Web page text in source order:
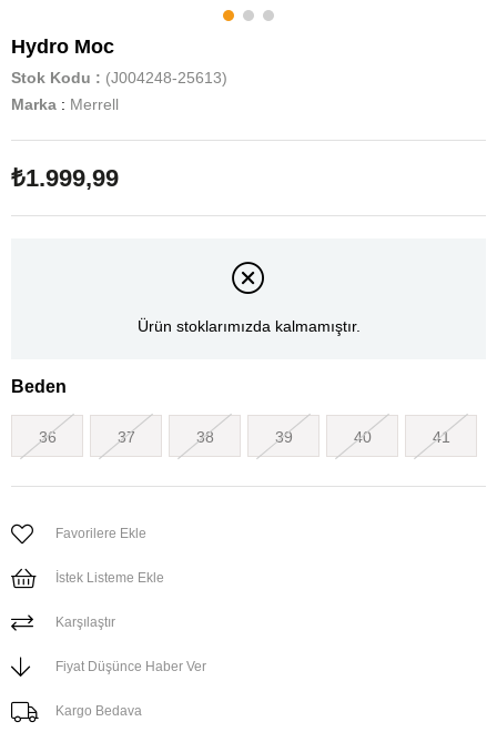
Hydro Moc
Stok Kodu
(J004248-25613)
Marka : Merrell
₺1.999,99
Ürün stoklarımızda kalmamıştır.
Beden
36 37 38 39 40 41
Favorilere Ekle
İstek Listeme Ekle
Karşılaştır
Fiyat Düşünce Haber Ver
Kargo Bedava